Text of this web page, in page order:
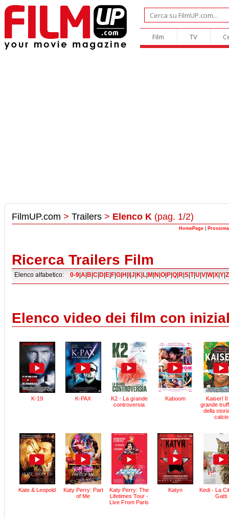
Film TV
FilmUP.com > Trailers > Elenco K (pag. 1/2)
HomePage
Ricerca Trailers Film
Elenco alfabetico: 0-9 A B C D E F G H J K L M N O P Q R S T|U V W|X Y Z
Elenco video dei film con
K-19 K-PAX
K2 - La grande
controversia
Kaboom
Kaiser! Il
grande
della
calcio
Kate & Leopold
Katy Perry: Part
of Me
Katy Perry: The
Lifetimes Tour -
Live From Paris
Katyn
Kedi - La
Gatti